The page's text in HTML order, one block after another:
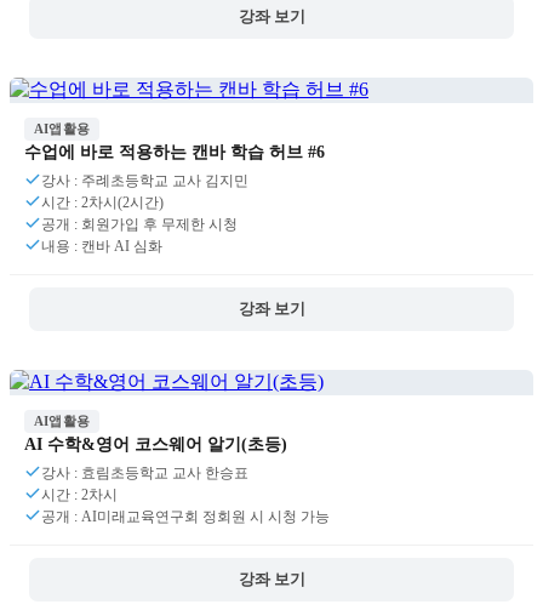
강좌 보기
AI앱활용
수업에 바로 적용하는 캔바 학습 허브 #6
강사 : 주례초등학교 교사 김지민
시간 : 2차시(2시간)
공개 : 회원가입 후 무제한 시청
내용 : 캔바 AI 심화
강좌 보기
AI앱활용
AI 수학&영어 코스웨어 알기(초등)
강사 : 효림초등학교 교사 한승표
시간 : 2차시
공개 : AI미래교육연구회 정회원 시 시청 가능
강좌 보기